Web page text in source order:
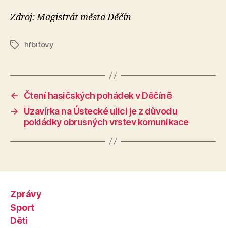
Zdroj: Magistrát města Děčín
Štítkyhřbitovy
←
Čtení hasičských pohádek v Děčíně
→
Uzavírka na Ústecké ulici je z důvodu
pokládky obrusných vrstev komunikace
Zprávy
Sport
Děti